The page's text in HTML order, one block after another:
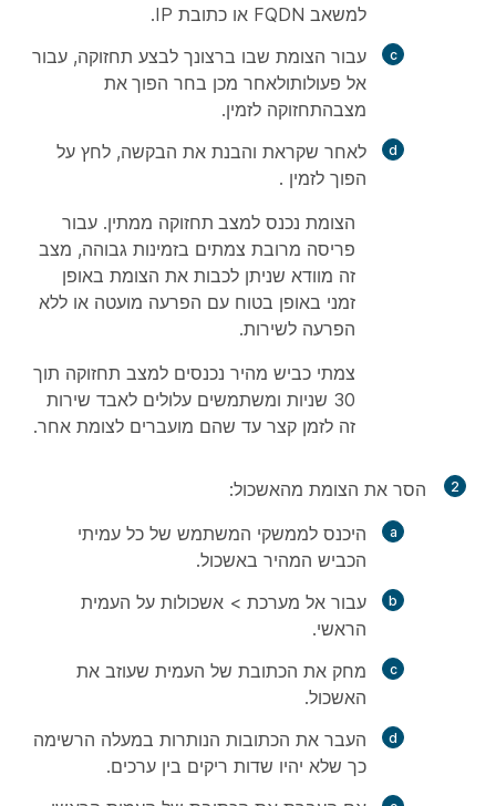
למשאב FQDN או כתובת IP.
עבור הצומת שבו ברצונך לבצע תחזוקה, עבור
אל פעולותולאחר מכן בחר הפוך את
מצבהתחזוקה לזמין.
לאחר שקראת והבנת את הבקשה, לחץ על
הפוך לזמין .
הצומת נכנס למצב תחזוקה ממתין. עבור
פריסה מרובת צמתים בזמינות גבוהה, מצב
זה מוודא שניתן לכבות את הצומת באופן
זמני באופן בטוח עם הפרעה מועטה או ללא
הפרעה לשירות.
צמתי כביש מהיר נכנסים למצב תחזוקה תוך
30 שניות ומשתמשים עלולים לאבד שירות
זה לזמן קצר עד שהם מועברים לצומת אחר.
2
הסר את הצומת מהאשכול:
היכנס לממשקי המשתמש של כל עמיתי
הכביש המהיר באשכול.
עבור אל מערכת > אשכולות על העמית
הראשי.
מחק את הכתובת של העמית שעוזב את
האשכול.
העבר את הכתובות הנותרות במעלה הרשימה
כך שלא יהיו שדות ריקים בין ערכים.